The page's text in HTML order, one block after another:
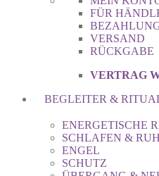
FÜR
VERSAND
RÜCKGABE
VERTRAG
BEGLEITER &
ENERGETISCHE
SCHLAFEN &
ENGEL
SCHUTZ